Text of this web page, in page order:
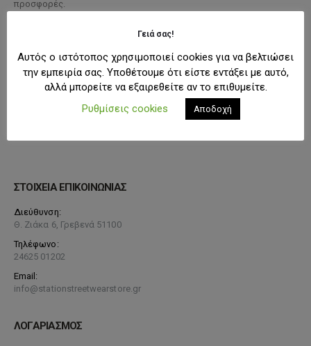
προσφορές.
ΣΤΟΙΧΕΙΑ ΕΠΙΚΟΙΝΩΝΙΑΣ
Διεύθυνση:
Θ. Ζιάκα 6, Γρεβενά 51100
Τηλέφωνο:
24625 01202
Email:
info@stationstreetwearstore.gr
ΛΟΓΑΡΙΑΣΜΟΣ
Γειά σας!
Αυτός ο ιστότοπος χρησιμοποιεί cookies για να βελτιώσει
την εμπειρία σας. Υποθέτουμε ότι είστε εντάξει με αυτό,
αλλά μπορείτε να εξαιρεθείτε αν το επιθυμείτε.
Ρυθμίσεις cookies
Αποδοχή